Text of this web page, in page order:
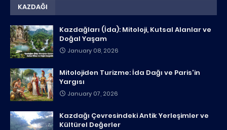
KAZDAĞI
Kazdağları (İda): Mitoloji, Kutsal Alanlar ve
Doğal Yaşam
January 08, 2026
Mitolojiden Turizme: İda Dağı ve Paris'in
Yargısı
January 07, 2026
Kazdağı Çevresindeki Antik Yerleşimler ve
Kültürel Değerler